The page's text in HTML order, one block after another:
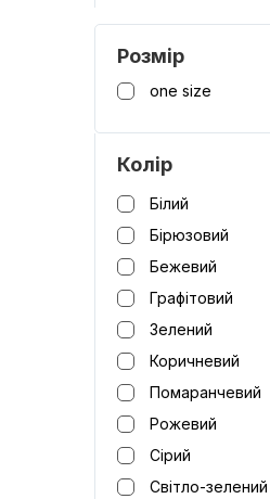
Розмір
one size
Колір
Білий
Бірюзовий
Бежевий
Графітовий
Зелений
Коричневий
Помаранчевий
Рожевий
Сірий
Світло-зелений